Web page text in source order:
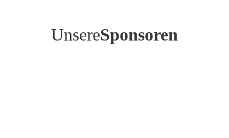
UnsereSponsoren